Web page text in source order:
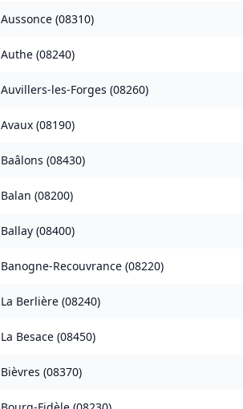
Aussonce (08310)
Authe (08240)
Auvillers-les-Forges (08260)
Avaux (08190)
Baâlons (08430)
Balan (08200)
Ballay (08400)
Banogne-Recouvrance (08220)
La Berlière (08240)
La Besace (08450)
Bièvres (08370)